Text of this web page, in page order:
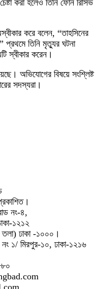
করা হলেও তিনি ফোন রিসিভ
করে বলেন, “তাহসিনের
প্রথমে তিনি মৃত্যুর ঘটনা
স্বীকার করেন।
অভিযোগের বিষয়ে সংশ্লিষ্ট
সদস্যরা।
নং-৪,
১২১২
ঢাকা -১০০০।
নং ১/ মিরপুর-১০, ঢাকা-১২১৬